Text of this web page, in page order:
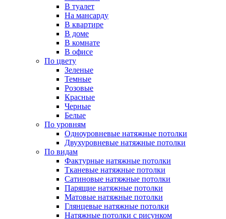
В туалет
На мансарду
В квартире
В доме
В комнате
В офисе
По цвету
Зеленые
Темные
Розовые
Красные
Черные
Белые
По уровням
Одноуровневые натяжные потолки
Двухуровневые натяжные потолки
По видам
Фактурные натяжные потолки
Тканевые натяжные потолки
Сатиновые натяжные потолки
Парящие натяжные потолки
Матовые натяжные потолки
Глянцевые натяжные потолки
Натяжные потолки с рисунком